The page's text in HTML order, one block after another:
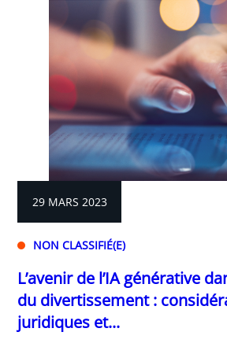
29 MARS 2023
NON CLASSIFIÉ(E)
L’avenir de l’IA générative
du divertissement :
juridiques et...